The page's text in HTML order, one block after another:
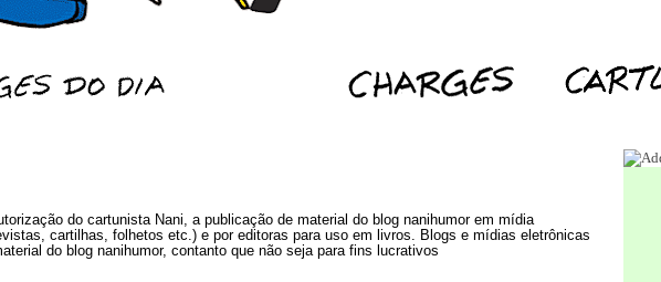
do cartunista Nani, a publicação de material do blog nanihumor em mídia
cartilhas, folhetos etc.) e por editoras para uso em livros. Blogs e mídias eletrônicas
do blog nanihumor, contanto que não seja para fins lucrativos